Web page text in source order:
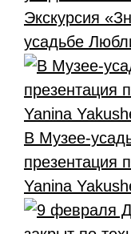
Экскурсия
усадьбе
В Музее-
презентация
Yanina